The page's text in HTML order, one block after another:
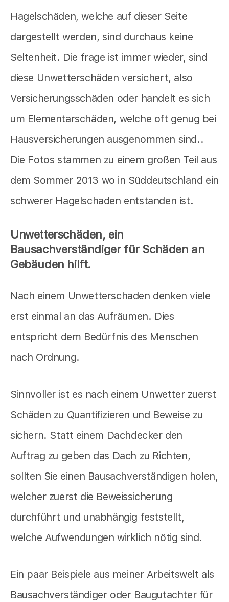
Hagelschäden, welche auf dieser Seite
dargestellt werden, sind durchaus keine
Seltenheit. Die frage ist immer wieder, sind
diese Unwetterschäden versichert, also
Versicherungsschäden oder handelt es sich
um Elementarschäden, welche oft genug bei
Hausversicherungen ausgenommen sind..
Die Fotos stammen zu einem großen Teil aus
dem Sommer 2013 wo in Süddeutschland ein
schwerer Hagelschaden entstanden ist.
Unwetterschäden, ein
Bausachverständiger für Schäden an
Gebäuden hilft.
Nach einem Unwetterschaden denken viele
erst einmal an das Aufräumen. Dies
entspricht dem Bedürfnis des Menschen
nach Ordnung.
Sinnvoller ist es nach einem Unwetter zuerst
Schäden zu Quantifizieren und Beweise zu
sichern. Statt einem Dachdecker den
Auftrag zu geben das Dach zu Richten,
sollten Sie einen Bausachverständigen holen,
welcher zuerst die Beweissicherung
durchführt und unabhängig feststellt,
welche Aufwendungen wirklich nötig sind.
Ein paar Beispiele aus meiner Arbeitswelt als
Bausachverständiger oder Baugutachter für